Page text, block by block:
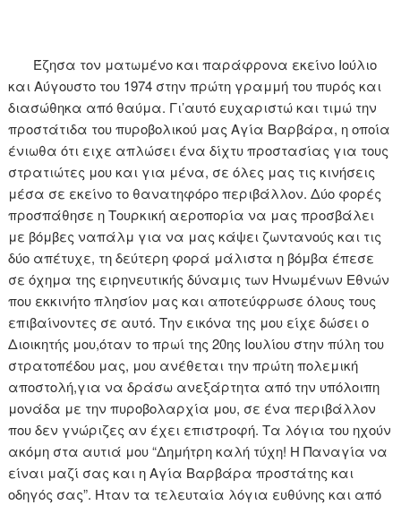
Έζησα τον ματωμένο και παράφρονα εκείνο Ιούλιο
και Αύγουστο του 1974 στην πρώτη γραμμή του πυρός και
διασώθηκα από θαύμα. Γι’αυτό ευχαριστώ και τιμώ την
προστάτιδα του πυροβολικού μας Αγία Βαρβάρα, η οποία
ένιωθα ότι ειχε απλώσει ένα δίχτυ προστασίας για τους
στρατιώτες μου και για μένα, σε όλες μας τις κινήσεις
μέσα σε εκείνο το θανατηφόρο περιβάλλον. Δύο φορές
προσπάθησε η Τουρκική αεροπορία να μας προσβάλει
με βόμβες ναπάλμ για να μας κάψει ζωντανούς και τις
δύο απέτυχε, τη δεύτερη φορά μάλιστα η βόμβα έπεσε
σε όχημα της ειρηνευτικής δύναμις των Ηνωμένων Εθνών
που εκκινήτο πλησίον μας και αποτεύφρωσε όλους τους
επιβαίνοντες σε αυτό. Την εικόνα της μου είχε δώσει ο
Διοικητής μου,όταν το πρωί της 20ης Ιουλίου στην πύλη του
στρατοπέδου μας, μου ανέθεται την πρώτη πολεμική
αποστολή,για να δράσω ανεξάρτητα από την υπόλοιπη
μονάδα με την πυροβολαρχία μου, σε ένα περιβάλλον
που δεν γνώριζες αν έχει επιστροφή. Τα λόγια του ηχούν
ακόμη στα αυτιά μου “Δημήτρη καλή τύχη! Η Παναγία να
είναι μαζί σας και η Αγία Βαρβάρα προστάτης και
οδηγός σας”. Ήταν τα τελευταία λόγια ευθύνης και από